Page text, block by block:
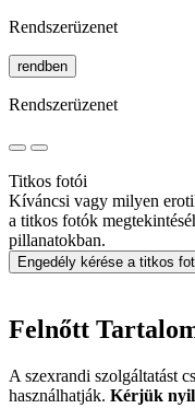
Rendszerüzenet
rendben
Rendszerüzenet
Titkos fotói
Kíváncsi vagy milyen
a titkos fotók
pillanatokban.
Engedély kérése a titkos
Felnőtt
A szexrandi szolgáltatást
használhatják. Kérjük